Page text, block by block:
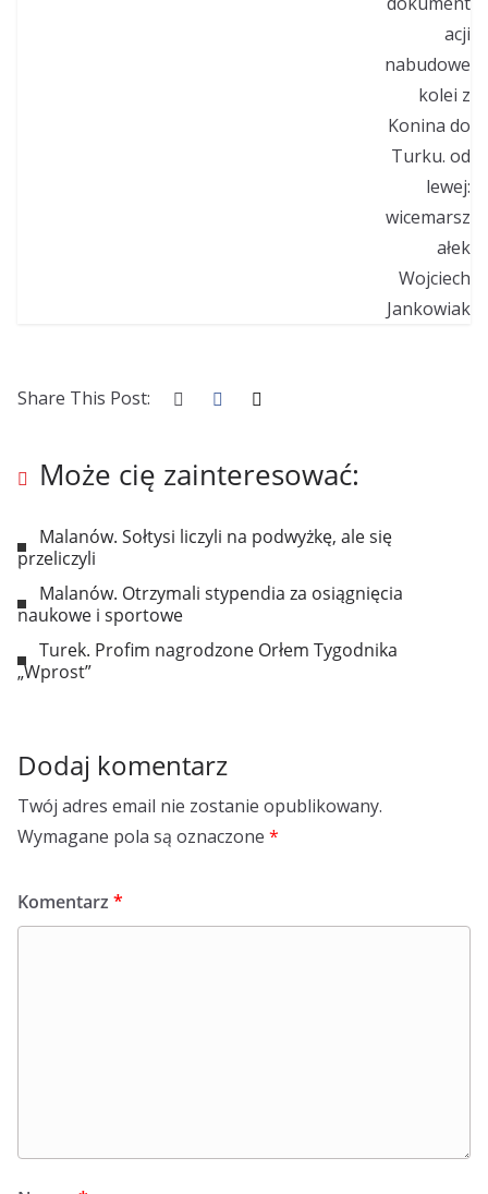
Share This Post:
Może cię zainteresować:
Malanów. Sołtysi liczyli na podwyżkę, ale się
przeliczyli
Malanów. Otrzymali stypendia za osiągnięcia
naukowe i sportowe
Turek. Profim nagrodzone Orłem Tygodnika
„Wprost”
Dodaj komentarz
Twój adres email nie zostanie opublikowany.
Wymagane pola są oznaczone *
Komentarz *